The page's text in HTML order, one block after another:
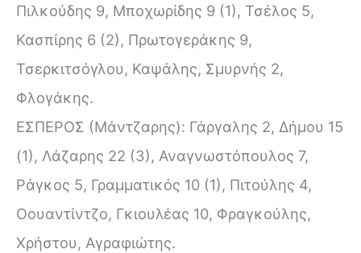
Πιλκούδης 9, Μποχωρίδης 9 (1), Τσέλος 5,
Κασπίρης 6 (2), Πρωτογεράκης 9,
Τσερκιτσόγλου, Καψάλης, Σμυρνής 2,
Φλογάκης.
ΕΣΠΕΡΟΣ (Μάντζαρης): Γάργαλης 2, Δήμου 15
(1), Λάζαρης 22 (3), Αναγνωστόπουλος 7,
Ράγκος 5, Γραμματικός 10 (1), Πιτούλης 4,
Οουαντίντζο, Γκιουλέας 10, Φραγκούλης,
Χρήστου, Αγραφιώτης.